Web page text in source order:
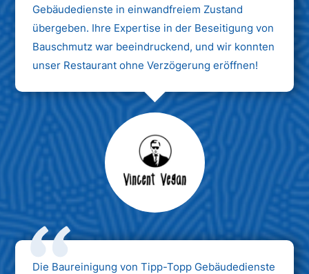
Gebäudedienste in einwandfreiem Zustand
übergeben. Ihre Expertise in der Beseitigung von
Bauschmutz war beeindruckend, und wir konnten
unser Restaurant ohne Verzögerung eröffnen!
Max Mustermann
Unternehmen AG
Die Baureinigung von Tipp-Topp Gebäudedienste